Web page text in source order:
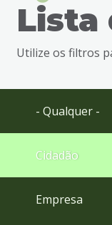
busca
Ir
rodapé
Lista
Utilize os filtros
- Qualquer -
Cidadão
Empresa